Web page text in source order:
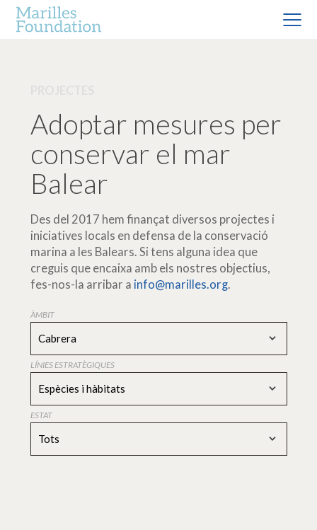
Adoptar mesures per
conservar el mar
Balear
Des del 2017 hem finançat diversos projectes i
iniciatives locals en defensa de la conservació
marina a les Balears. Si tens alguna idea que
creguis que encaixa amb els nostres objectius,
fes-nos-la arribar a info@marilles.org.
ÀMBIT
Cabrera
LÍNIES ESTRATÈGIQUES
Espècies i hàbitats
ESTAT
Tots